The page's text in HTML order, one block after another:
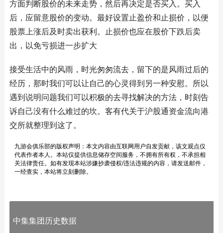
方面判断股价的未来走势，然后再决定是否买入。买入
后，应留意股价的变动。最好设置止盈价和止损价，以便
股票上涨后及时卖出获利。止损价也应在股价下跌后卖
出，以免亏损进一步扩大
接受生活中的风雨，时光匆匆流去，留下的是风雨过后的
经历，那时我们可以让自己的心灵得到另一种安慰。所以
遇到说明问题我们可以积极的去寻找解决的方法，时刻告
诉自己没有什么难过的坎。客有代关于沪股通资金流向港
交所就整理到这了。
九游会俱乐部的版权声明：本文内容由互联网用户自发贡献，该文观点仅
代表作者本人。本站仅提供信息储存空间服务，不拥有所有权，不承担相
关法律责任。如有发现本站涉嫌抄袭侵权/违法违规的内容，请发送邮件，
一经查实，本站将立刻删除。
中集集团历史数据